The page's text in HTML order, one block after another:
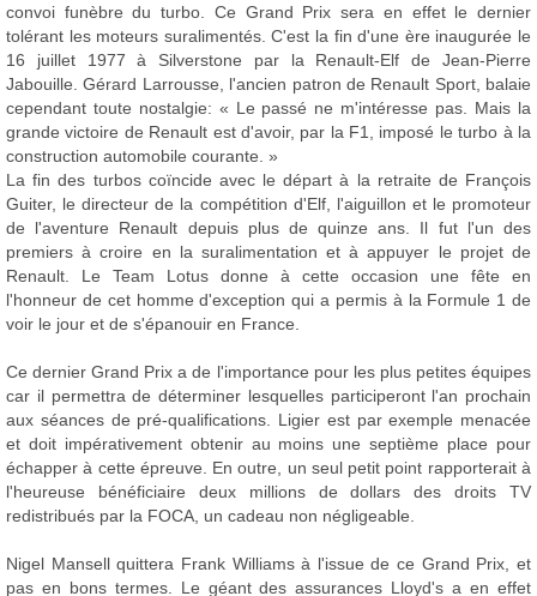
convoi funèbre du turbo. Ce Grand Prix sera en effet le dernier
tolérant les moteurs suralimentés. C'est la fin d'une ère inaugurée le
16 juillet 1977 à Silverstone par la Renault-Elf de Jean-Pierre
Jabouille. Gérard Larrousse, l'ancien patron de Renault Sport, balaie
cependant toute nostalgie: « Le passé ne m'intéresse pas. Mais la
grande victoire de Renault est d'avoir, par la F1, imposé le turbo à la
construction automobile courante. »
La fin des turbos coïncide avec le départ à la retraite de François
Guiter, le directeur de la compétition d'Elf, l'aiguillon et le promoteur
de l'aventure Renault depuis plus de quinze ans. Il fut l'un des
premiers à croire en la suralimentation et à appuyer le projet de
Renault. Le Team Lotus donne à cette occasion une fête en
l'honneur de cet homme d'exception qui a permis à la Formule 1 de
voir le jour et de s'épanouir en France.
Ce dernier Grand Prix a de l'importance pour les plus petites équipes
car il permettra de déterminer lesquelles participeront l'an prochain
aux séances de pré-qualifications. Ligier est par exemple menacée
et doit impérativement obtenir au moins une septième place pour
échapper à cette épreuve. En outre, un seul petit point rapporterait à
l'heureuse bénéficiaire deux millions de dollars des droits TV
redistribués par la FOCA, un cadeau non négligeable.
Nigel Mansell quittera Frank Williams à l'issue de ce Grand Prix, et
pas en bons termes. Le géant des assurances Lloyd's a en effet